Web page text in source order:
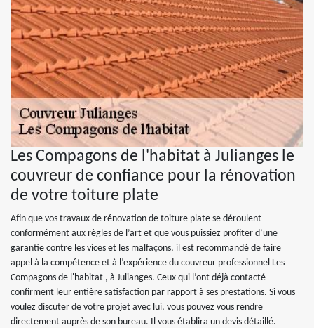
Les Compagons de l'habitat à Julianges le
couvreur de confiance pour la rénovation
de votre toiture plate
Afin que vos travaux de rénovation de toiture plate se déroulent
conformément aux règles de l’art et que vous puissiez profiter d’une
garantie contre les vices et les malfaçons, il est recommandé de faire
appel à la compétence et à l’expérience du couvreur professionnel Les
Compagons de l'habitat , à Julianges. Ceux qui l’ont déjà contacté
confirment leur entière satisfaction par rapport à ses prestations. Si vous
voulez discuter de votre projet avec lui, vous pouvez vous rendre
directement auprès de son bureau. Il vous établira un devis détaillé.